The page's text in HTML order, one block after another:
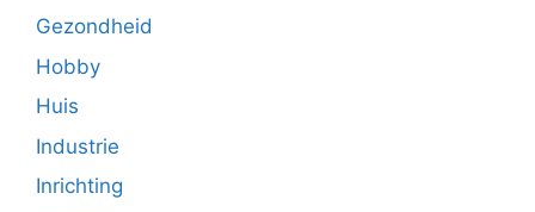
Gezondheid
Hobby
Huis
Industrie
Inrichting